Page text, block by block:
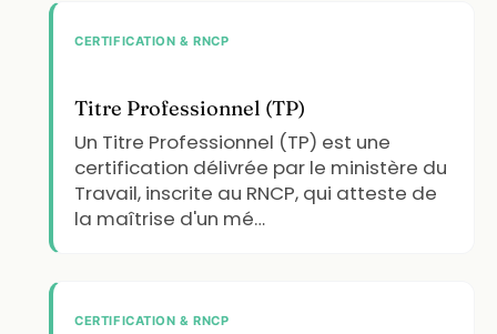
CERTIFICATION & RNCP
Titre Professionnel (TP)
Un Titre Professionnel (TP) est une
certification délivrée par le ministère du
Travail, inscrite au RNCP, qui atteste de
la maîtrise d'un mé…
CERTIFICATION & RNCP